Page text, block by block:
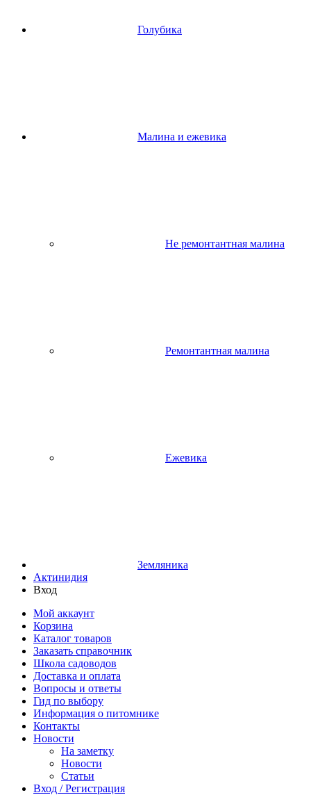
Голубика
Малина и ежевика
Не ремонтантная малина
Ремонтантная малина
Ежевика
Земляника
Актинидия
Вход
Мой аккаунт
Корзина
Каталог товаров
Заказать справочник
Школа садоводов
Доставка и оплата
Вопросы и ответы
Гид по выбору
Информация о питомнике
Контакты
Новости
На заметку
Новости
Статьи
Вход / Регистрация